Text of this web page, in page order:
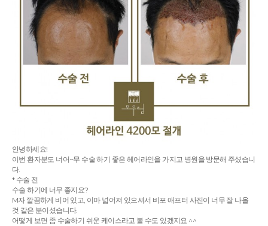
안녕하세요!
이번 환자분도 너어~무 수술 하기 좋은 헤어라인을 가지고 병원을 방문해 주셨습니
다.
* 수술 전
수술 하기에 너무 좋지요?
M자 깔끔하게 비어 있고, 이마 넓어져 있으셔서 비포 애프터 사진이 너무 잘 나올
것 같은 분이셨습니다.
어떻게 보면 좀 수술하기 쉬운 케이스라고 볼 수도 있겠지요 ^^